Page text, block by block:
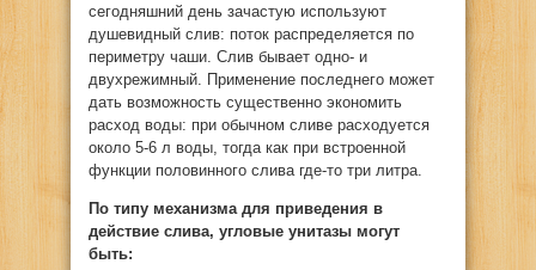
сегодняшний день зачастую используют
душевидный слив: поток распределяется по
периметру чаши. Слив бывает одно- и
двухрежимный. Применение последнего может
дать возможность существенно экономить
расход воды: при обычном сливе расходуется
около 5-6 л воды, тогда как при встроенной
функции половинного слива где-то три литра.
По типу механизма для приведения в
действие слива, угловые унитазы могут
быть: